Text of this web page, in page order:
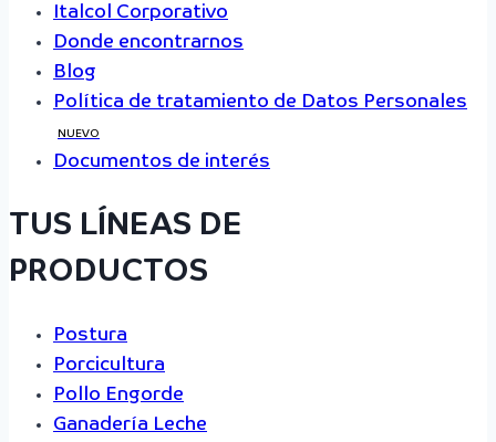
Italcol Corporativo
Donde encontrarnos
Blog
Política de tratamiento de Datos Personales
NUEVO
Documentos de interés
TUS LÍNEAS DE
PRODUCTOS
Postura
Porcicultura
Pollo Engorde
Ganadería Leche